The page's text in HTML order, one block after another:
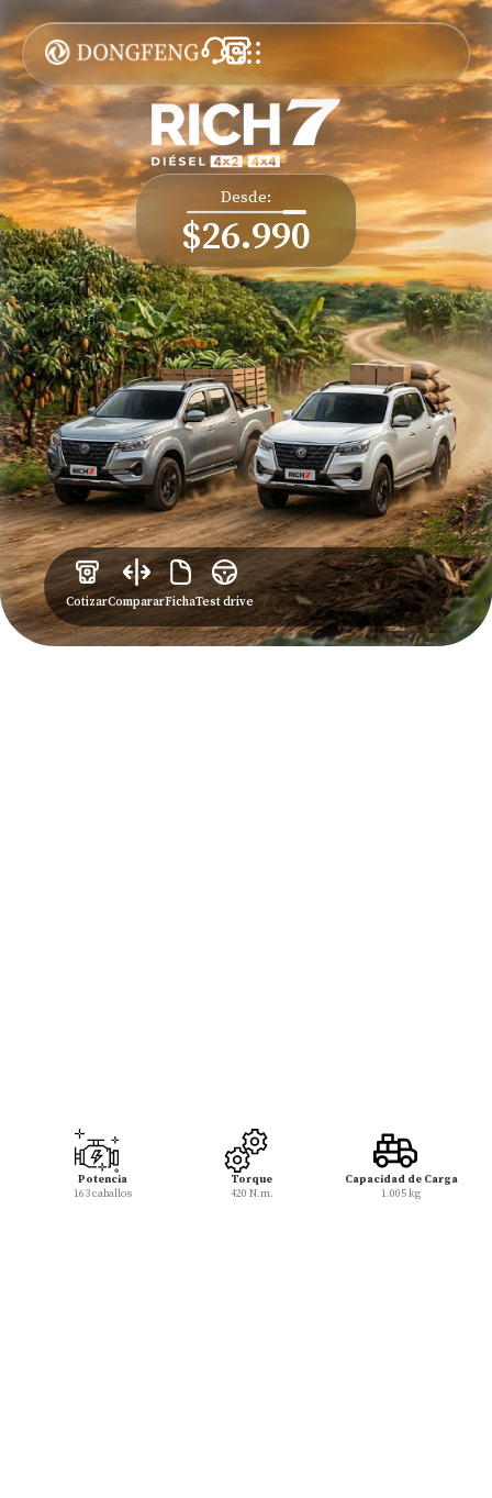
Desde:
$26.990
CotizarCompararFichaTest drive
Potencia
163 caballos
Torque
420 N.m.
Capacidad de Carga
1.005 kg